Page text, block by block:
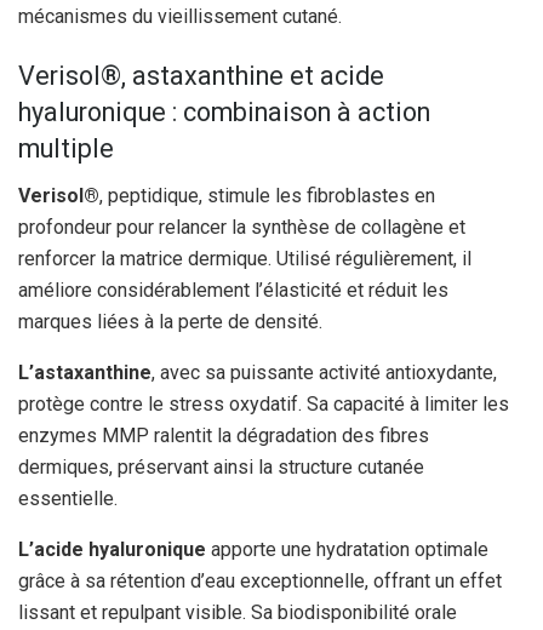
mécanismes du vieillissement cutané.
Verisol®, astaxanthine et acide
hyaluronique : combinaison à action
multiple
Verisol®, peptidique, stimule les fibroblastes en
profondeur pour relancer la synthèse de collagène et
renforcer la matrice dermique. Utilisé régulièrement, il
améliore considérablement l’élasticité et réduit les
marques liées à la perte de densité.
L’astaxanthine, avec sa puissante activité antioxydante,
protège contre le stress oxydatif. Sa capacité à limiter les
enzymes MMP ralentit la dégradation des fibres
dermiques, préservant ainsi la structure cutanée
essentielle.
L’acide hyaluronique apporte une hydratation optimale
grâce à sa rétention d’eau exceptionnelle, offrant un effet
lissant et repulpant visible. Sa biodisponibilité orale